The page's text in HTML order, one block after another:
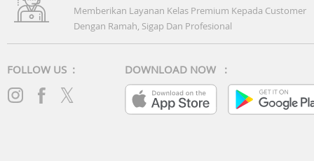
Memberikan Layanan Kelas Premium Kepada Customer
Dengan Ramah, Sigap Dan Profesional
FOLLOW US : DOWNLOAD NOW :